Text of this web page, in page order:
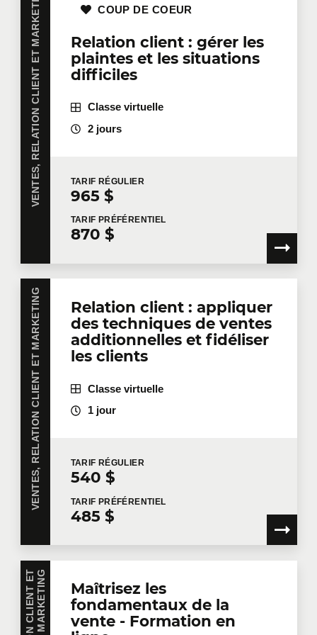
Entreprise
Nombre de participants
Formation*
Dites-nous en plus
Votre fonction
Localisation pour la formation
Message
fournit des informations sur la manière dont mes
informations personnelles seront utilisées après leur
collecte. Veuillez noter que si vous n'acceptez pas les
termes de la politique de confidentialité en question,
Technologia ne disposera pas des informations
VENTES, RELATION CLIENT ET MARKETING
Relation client : gérer les
plaintes et les situations
difficiles
COUP DE COEUR
Classe virtuelle
2 jours
TARIF RÉGULIER
965 $
TARIF PRÉFÉRENTIEL
870 $
VENTES, RELATION CLIENT ET MARKETING
Relation client : appliquer
des techniques de ventes
additionnelles et fidéliser
les clients
Classe virtuelle
1 jour
TARIF RÉGULIER
540 $
TARIF PRÉFÉRENTIEL
485 $
G
Maîtrisez les
fondamentaux de la
vente - Formation en